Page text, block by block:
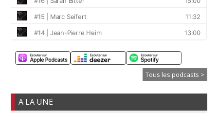
Tous les podcasts >
A LA UNE